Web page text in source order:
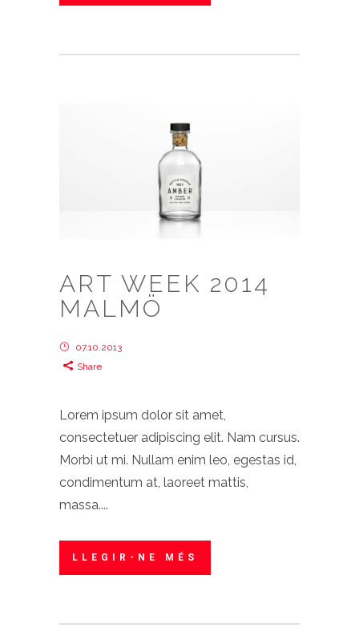
ART WEEK 2014
MALMÖ
07.10.2013
Share
Lorem ipsum dolor sit amet,
consectetuer adipiscing elit. Nam cursus.
Morbi ut mi. Nullam enim leo, egestas id,
condimentum at, laoreet mattis,
massa....
LLEGIR-NE MÉS